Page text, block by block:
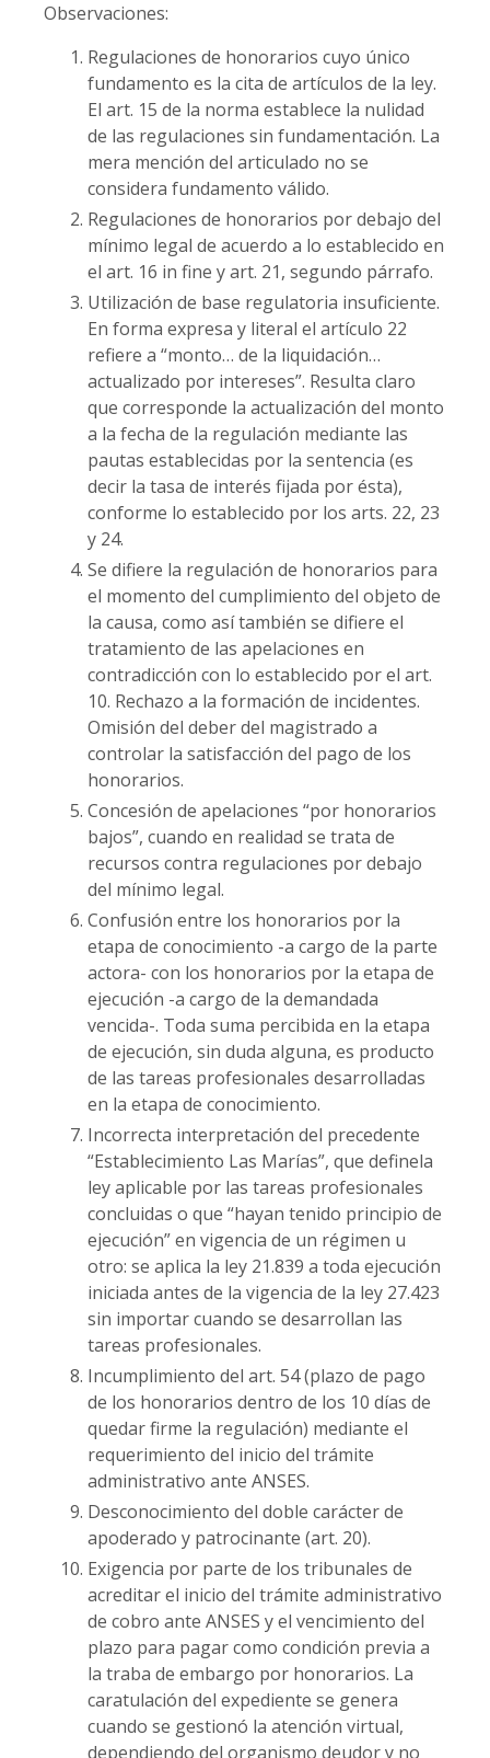
Observaciones:
Regulaciones de honorarios cuyo único
fundamento es la cita de artículos de la ley.
El art. 15 de la norma establece la nulidad
de las regulaciones sin fundamentación. La
mera mención del articulado no se
considera fundamento válido.
Regulaciones de honorarios por debajo del
mínimo legal de acuerdo a lo establecido en
el art. 16 in fine y art. 21, segundo párrafo.
Utilización de base regulatoria insuficiente.
En forma expresa y literal el artículo 22
refiere a “monto… de la liquidación…
actualizado por intereses”. Resulta claro
que corresponde la actualización del monto
a la fecha de la regulación mediante las
pautas establecidas por la sentencia (es
decir la tasa de interés fijada por ésta),
conforme lo establecido por los arts. 22, 23
y 24.
Se difiere la regulación de honorarios para
el momento del cumplimiento del objeto de
la causa, como así también se difiere el
tratamiento de las apelaciones en
contradicción con lo establecido por el art.
10. Rechazo a la formación de incidentes.
Omisión del deber del magistrado a
controlar la satisfacción del pago de los
honorarios.
Concesión de apelaciones “por honorarios
bajos”, cuando en realidad se trata de
recursos contra regulaciones por debajo
del mínimo legal.
Confusión entre los honorarios por la
etapa de conocimiento -a cargo de la parte
actora- con los honorarios por la etapa de
ejecución -a cargo de la demandada
vencida-. Toda suma percibida en la etapa
de ejecución, sin duda alguna, es producto
de las tareas profesionales desarrolladas
en la etapa de conocimiento.
Incorrecta interpretación del precedente
“Establecimiento Las Marías”, que definela
ley aplicable por las tareas profesionales
concluidas o que “hayan tenido principio de
ejecución” en vigencia de un régimen u
otro: se aplica la ley 21.839 a toda ejecución
iniciada antes de la vigencia de la ley 27.423
sin importar cuando se desarrollan las
tareas profesionales.
Incumplimiento del art. 54 (plazo de pago
de los honorarios dentro de los 10 días de
quedar firme la regulación) mediante el
requerimiento del inicio del trámite
administrativo ante ANSES.
Desconocimiento del doble carácter de
apoderado y patrocinante (art. 20).
Exigencia por parte de los tribunales de
acreditar el inicio del trámite administrativo
de cobro ante ANSES y el vencimiento del
plazo para pagar como condición previa a
la traba de embargo por honorarios. La
caratulación del expediente se genera
cuando se gestionó la atención virtual,
dependiendo del organismo deudor y no